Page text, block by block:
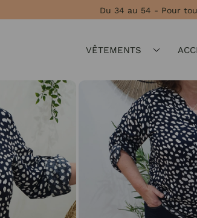
Du 34 au 54 - Pour
VÊTEMENTS